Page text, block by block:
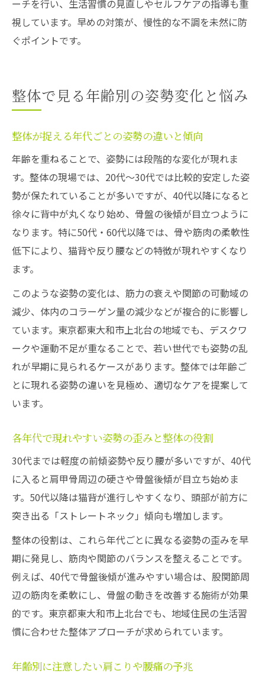
ーチを行い、生活習慣の見直しやセルフケアの指導も重
視しています。早めの対策が、慢性的な不調を未然に防
ぐポイントです。
整体で見る年齢別の姿勢変化と悩み
整体が捉える年代ごとの姿勢の違いと傾向
年齢を重ねることで、姿勢には段階的な変化が現れま
す。整体の現場では、20代～30代では比較的安定した姿
勢が保たれていることが多いですが、40代以降になると
徐々に背中が丸くなり始め、骨盤の後傾が目立つように
なります。特に50代・60代以降では、骨や筋肉の柔軟性
低下により、猫背や反り腰などの特徴が現れやすくなり
ます。
このような姿勢の変化は、筋力の衰えや関節の可動域の
減少、体内のコラーゲン量の減少などが複合的に影響し
ています。東京都東大和市上北台の地域でも、デスクワ
ークや運動不足が重なることで、若い世代でも姿勢の乱
れが早期に見られるケースがあります。整体では年齢ご
とに現れる姿勢の違いを見極め、適切なケアを提案して
います。
各年代で現れやすい姿勢の歪みと整体の役割
30代までは軽度の前傾姿勢や反り腰が多いですが、40代
に入ると肩甲骨周辺の硬さや骨盤後傾が目立ち始めま
す。50代以降は猫背が進行しやすくなり、頭部が前方に
突き出る「ストレートネック」傾向も増加します。
整体の役割は、これら年代ごとに異なる姿勢の歪みを早
期に発見し、筋肉や関節のバランスを整えることです。
例えば、40代で骨盤後傾が進みやすい場合は、股関節周
辺の筋肉を柔軟にし、骨盤の動きを改善する施術が効果
的です。東京都東大和市上北台でも、地域住民の生活習
慣に合わせた整体アプローチが求められています。
年齢別に注意したい肩こりや腰痛の予兆